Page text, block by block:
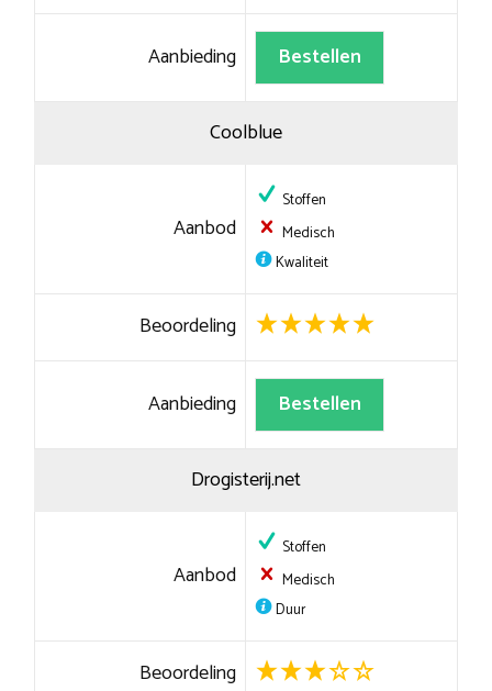
Aanbieding Bestellen
Coolblue
Aanbod
Stoffen
Medisch
Kwaliteit
Beoordeling
Aanbieding Bestellen
Drogisterij.net
Aanbod
Stoffen
Medisch
Duur
Beoordeling